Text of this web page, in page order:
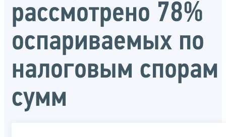
рассмотрено 78%
оспариваемых по
налоговым спорам
сумм